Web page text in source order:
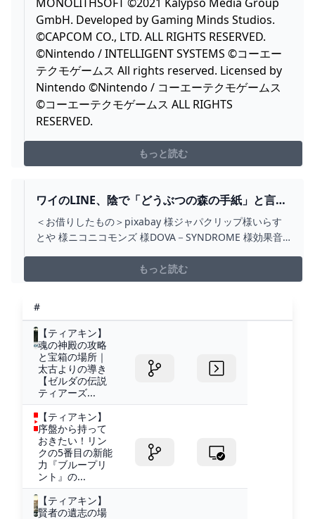
GmbH. Developed by Gaming Minds Studios.
©CAPCOM CO., LTD. ALL RIGHTS RESERVED.
©Nintendo / INTELLIGENT SYSTEMS ©コーエー
テクモゲームス All rights reserved. Licensed by
Nintendo ©Nintendo / コーエーテクモゲームス
©コーエーテクモゲームス ALL RIGHTS
RESERVED.
もっと読む
ワイのLINE、陰で「どうぶつの森の手紙」と言わ
れていた模様【ゆっくり解説】【2CH面白スレ】 -
YOUTUBE
＜お借りしたもの＞pixabay 様ジャパクリップ様いらす
とや 様ニコニコモンズ 様DOVA－SYNDROME 様効果音
※5ch申請許諾済み＜元スレ＞hの後のスペースを消して
ください。#2ch #5ch #2ちゃんねる 当チャンネルは通勤
もっと読む
#
【ティアキン】
魂の神殿の攻略
と宝箱の場所｜
太古よりの導き
【ゼルダの伝説
ティアーズ...
【ティアキン】
序盤から持って
おきたい！リン
クの5番目の新能
力『ブループリ
ント』の...
【ティアキン】
賢者の遺志の場